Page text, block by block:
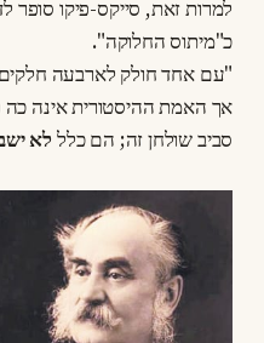
למרות זאת, סייקס-פיקו סופר
כ"מיתוס החלוקה".
"עם אחד חולק לארבעה
אך האמת ההיסטורית אינה כה
סביב שולחן זה; הם כלל לא